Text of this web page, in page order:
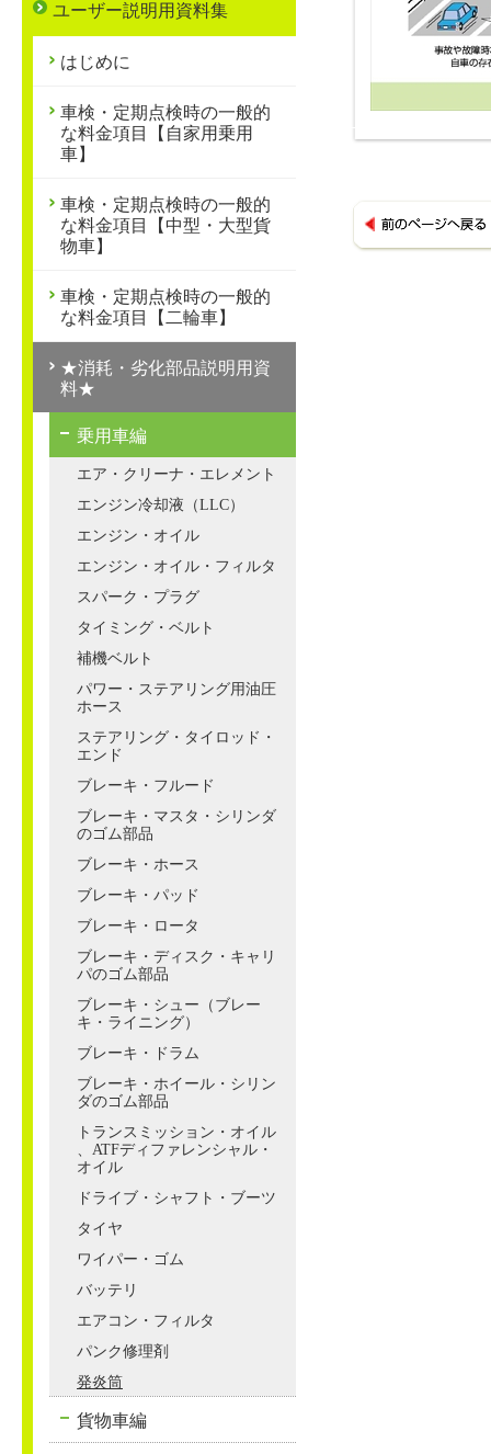
ユーザー説明用資料集
はじめに
車検・定期点検時の一般的
な料金項目【自家用乗用
車】
車検・定期点検時の一般的
な料金項目【中型・大型貨
物車】
車検・定期点検時の一般的
な料金項目【二輪車】
★消耗・劣化部品説明用資
料★
乗用車編
エア・クリーナ・エレメント
エンジン冷却液（LLC）
エンジン・オイル
エンジン・オイル・フィルタ
スパーク・プラグ
タイミング・ベルト
補機ベルト
パワー・ステアリング用油圧
ホース
ステアリング・タイロッド・
エンド
ブレーキ・フルード
ブレーキ・マスタ・シリンダ
のゴム部品
ブレーキ・ホース
ブレーキ・パッド
ブレーキ・ロータ
ブレーキ・ディスク・キャリ
パのゴム部品
ブレーキ・シュー（ブレー
キ・ライニング）
ブレーキ・ドラム
ブレーキ・ホイール・シリン
ダのゴム部品
トランスミッション・オイル
、ATFディファレンシャル・
オイル
ドライブ・シャフト・ブーツ
タイヤ
ワイパー・ゴム
バッテリ
エアコン・フィルタ
パンク修理剤
発炎筒
貨物車編